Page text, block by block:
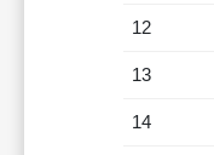
12
13
14